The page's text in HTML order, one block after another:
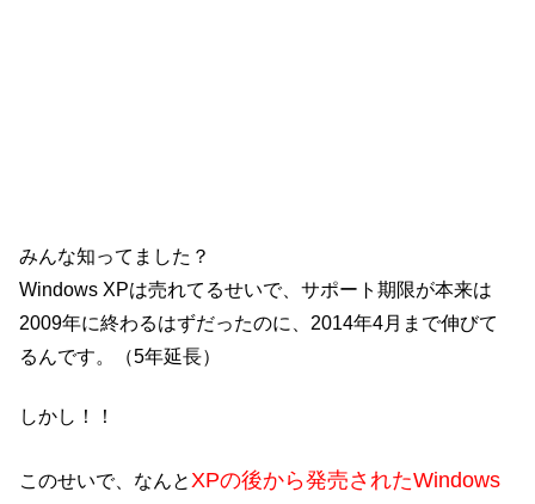
みんな知ってました？
Windows XPは売れてるせいで、サポート期限が本来は
2009年に終わるはずだったのに、2014年4月まで伸びて
るんです。（5年延長）
しかし！！
このせいで、なんと XPの後から発売されたWindows